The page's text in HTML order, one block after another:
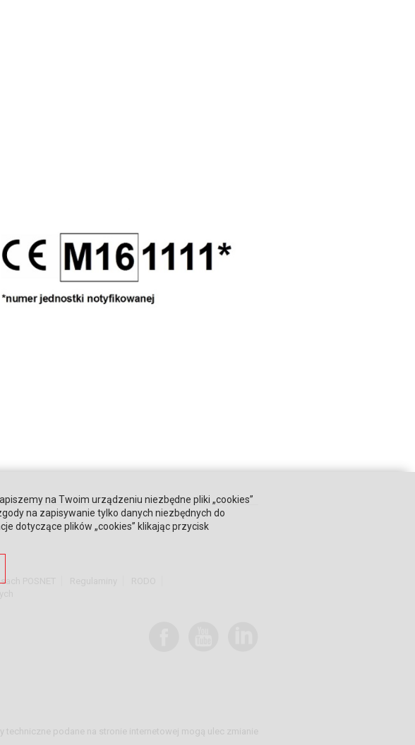
POSNET
techniczne podane na stronie internetowej mogą ulec zmianie
na Twoim urządzeniu niezbędne pliki „cookies”
na zapisywanie tylko danych niezbędnych do
dotyczące plików „cookies” klikając przycisk